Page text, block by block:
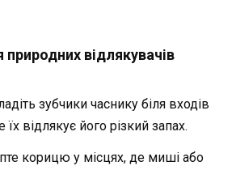
відлякувачів
зубчики часнику біля входів
їх відлякує його різкий запах.
корицю у місцях, де миші або